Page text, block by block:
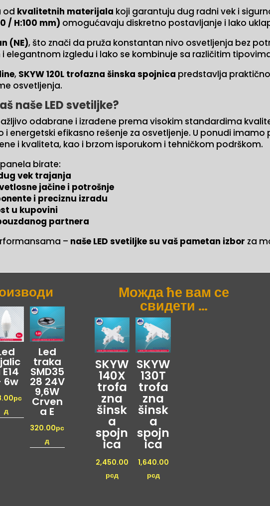
od kvalitetnih materijala koji garantuju dug radni vek i
/ H:100 mm) omogućavaju diskretno postavljanje i lako
(NE), što znači da pruža konstantan nivo osvetljenja bez
elegantnom izgledu i lako se kombinuje sa različitim
, SKYW 120L trofazna šinska spojnica predstavlja
osvetljenja.
naše LED svetiljke?
odabrane i izrađene prema visokim standardima
energetski efikasno rešenje za osvetljenje. U ponudi imamo
i kvaliteta, kao i brzom isporukom i tehničkom podrškom.
birate:
vek trajanja
jačine i potrošnje
i preciznu izradu
u kupovini
partnera
– naše LED svetiljke su vaš pametan izbor za
6w
рс
д
Led
traka
SMD35
28 24V
9,6W
Crven
a E
320.00рс
д
Можда ће вам се
свидети …
SKYW
140X
trofa
zna
šinsk
a
spojn
ica
2,450.00
рсд
SKYW
130T
trofa
zna
šinsk
a
spojn
ica
1,640.00
рсд